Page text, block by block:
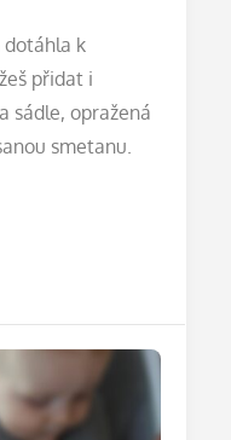
dotáhla k
přidat i
sádle, opražená
smetanu.